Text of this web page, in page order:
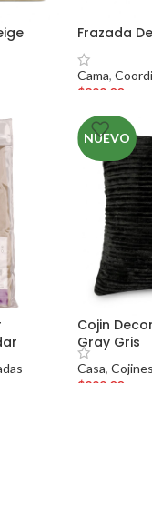
Frazada
Cama,
$399.00
NUEVO
Cojin
Gray Gris
Casa,
$299.00